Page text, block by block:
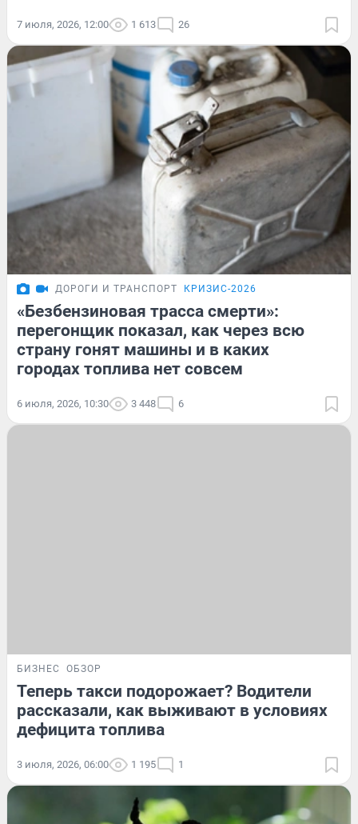
7 июля, 2026, 12:00 1 613 26
ДОРОГИ И ТРАНСПОРТ КРИЗИС-2026
«Безбензиновая трасса смерти»:
перегонщик показал, как через всю
страну гонят машины и в каких
городах топлива нет совсем
6 июля, 2026, 10:30 3 448 6
БИЗНЕС ОБЗОР
Теперь такси подорожает? Водители
рассказали, как выживают в условиях
дефицита топлива
3 июля, 2026, 06:00 1 195 1